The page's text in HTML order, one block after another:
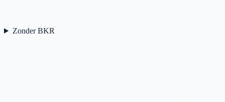
Zonder BKR